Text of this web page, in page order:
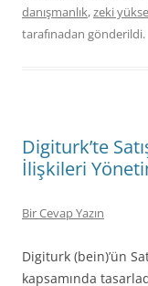
danışmanlık,zeki
tarafınadan gönderildi.
Digiturk’te
İlişkileri
Bir Cevap Yazın
Digiturk (bein)’ün
kapsamında